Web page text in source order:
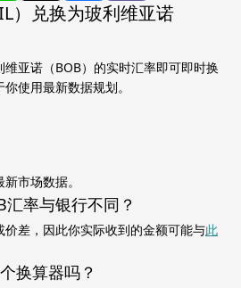
）兑换为玻利维亚诺
亚诺（BOB）的实时汇率即可即时换
使用最新数据规划。
市场数据。
率与银行不同？
差，因此你实际收到的金额可能与此
换算器吗？